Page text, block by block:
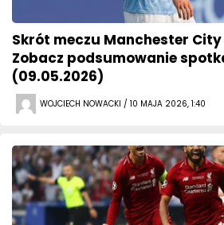
Skrót meczu Manchester
Zobacz podsumowanie
(09.05.2026)
WOJCIECH NOWACKI / 10 MAJA 2026, 1:40